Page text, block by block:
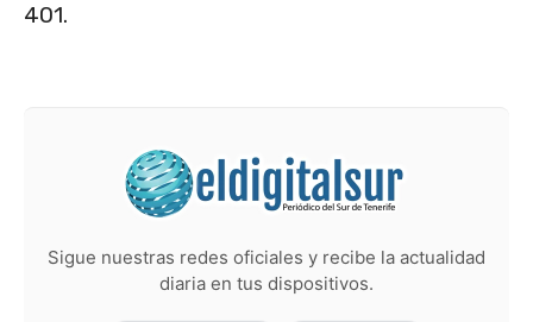
401.
Sigue nuestras redes oficiales y recibe la actualidad
diaria en tus dispositivos.